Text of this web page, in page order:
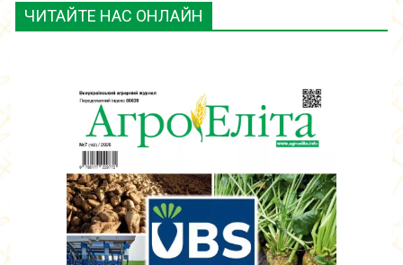
ЧИТАЙТЕ НАС ОНЛАЙН